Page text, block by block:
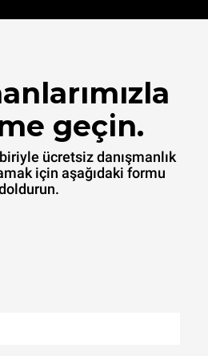
geçin.
ücretsiz danışmanlık
için aşağıdaki formu